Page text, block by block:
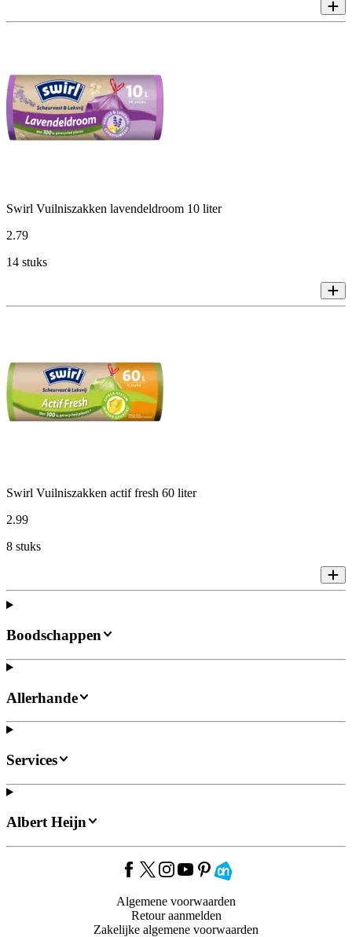
Swirl Vuilniszakken lavendeldroom 10 liter
2.79
14 stuks
Swirl Vuilniszakken actif fresh 60 liter
2.99
8 stuks
Boodschappen
Allerhande
Services
Albert Heijn
Algemene voorwaarden
Retour aanmelden
Zakelijke algemene voorwaarden